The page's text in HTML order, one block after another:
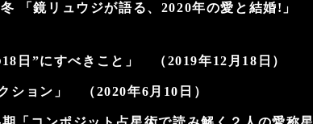
「鏡リュウジが語る、2020年の愛と結婚!」
日”にすべきこと」 （2019年12月18日）
ション」 （2020年6月10日）